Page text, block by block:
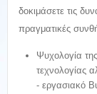
δοκιμάσετε τις
πραγματικές
Ψυχολογία
τεχνολογίας
- εργασιακό